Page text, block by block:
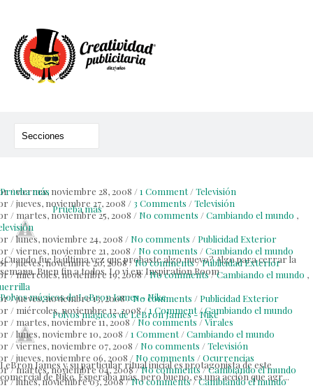
/viernes, noviembre 28, 2008 /1 Comment/Televisión
Prueba más
Prueba más
¿Cuando fue la última vez que probaste algo nuevo? Algo para cerrar la
semana. Buen fin a todos. Lo vi en: Inspiration Room
/jueves, noviembre 27, 2008 / 3 Comments /Televisión
Polvos mágicos de LeBron James - Nike
Polvos mágicos de LeBron James - Nike
LeBron James y su particular ritual inicial es protagonista de este
comercial de Nike. Esperaba más, pero bueno, es una acción que agr...
/ martes, noviembre 25, 2008 / No comments /Cambiando el mundo ,
/lunes, noviembre 24, 2008 / No comments / Publicidad Exterior
/viernes, noviembre 21, 2008 / No comments /Cambiando el mundo
/jueves, noviembre 20, 2008/No comments/Publicidad Exterior
/miércoles, noviembre 19, 2008/No comments/Cambiando el mundo ,
/jueves, noviembre 13, 2008/No comments / Publicidad Exterior
/ miércoles, noviembre 12, 2008/1 Comment/Cambiando el mundo
/ martes, noviembre 11, 2008/No comments /Virales
/lunes, noviembre 10, 2008 /1 Comment/Cambiando el mundo
/viernes, noviembre 07, 2008 / No comments /Televisión
/jueves, noviembre 06, 2008 / No comments /Ocurrencias
/martes, noviembre 04, 2008/No comments/Cambiando el mundo
/lunes, noviembre 03, 2008/No comments/Cambiando el mundo